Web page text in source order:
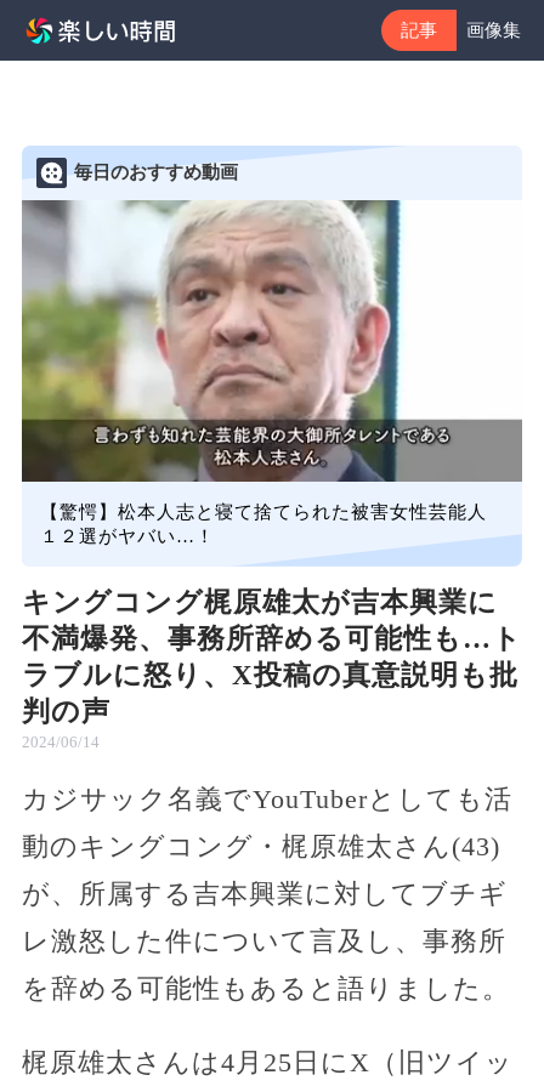
記事 画像集
毎日のおすすめ動画
【驚愕】松本人志と寝て捨てられた被害女性芸能人
１２選がヤバい…！
キングコング梶原雄太が吉本興業に
不満爆発、事務所辞める可能性も…ト
ラブルに怒り、X投稿の真意説明も批
判の声
2024/06/14
カジサック名義でYouTuberとしても活
動のキングコング・梶原雄太さん(43)
が、所属する吉本興業に対してブチギ
レ激怒した件について言及し、事務所
を辞める可能性もあると語りました。
梶原雄太さんは4月25日にX（旧ツイッ